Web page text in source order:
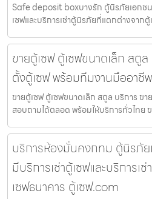
Safe deposit boxบางรัก ตู้นิรภัยเอกชน
เซฟและบริการเช่าตู้นิรภัยที่แตกต่างจาก
ขายตู้เซฟ ตู้เซฟขนาดเล็ก สตู
ตั้งตู้เซฟ พร้อมทีมงานมืออาชี
ขายตู้เซฟ ตู้เซฟขนาดเล็ก สตูล บริการ ข
สอบถามได้ตลอด พร้อมให้บริการทั่วไทย
บริการห้องมั่นคงกทม ตู้นิรภัย
มีบริการเช่าตู้เซฟและบริการ
เซฟธนาคาร ตู้เซฟ.com